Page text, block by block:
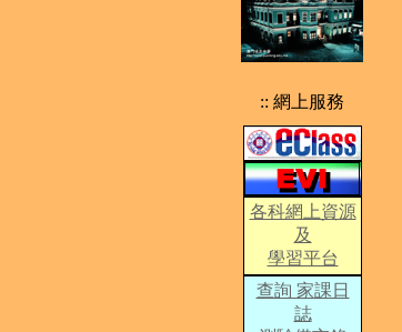
:: 網上服務
各科網上資源
及
學習平台
查詢 家課日
誌